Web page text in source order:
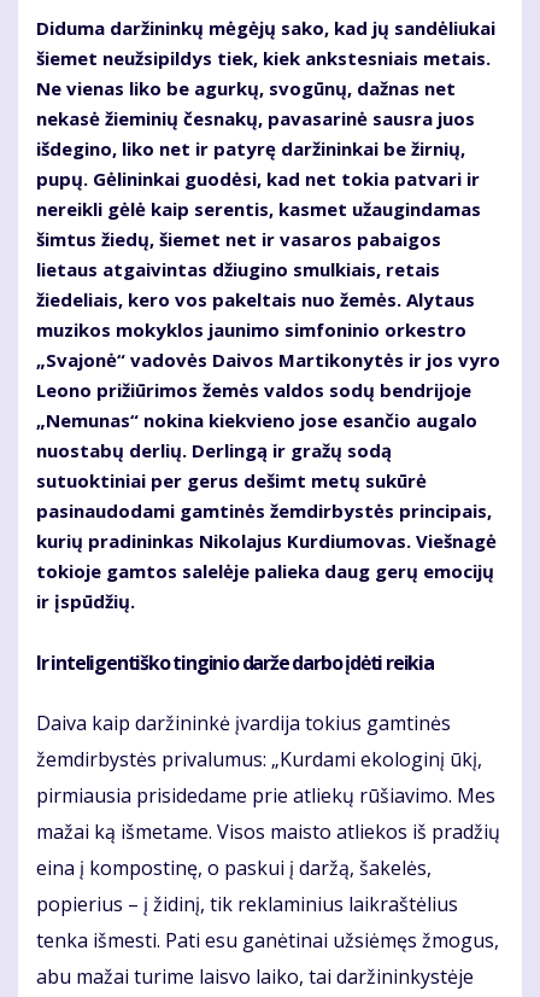
Diduma daržininkų mėgėjų sako, kad jų sandėliukai
šiemet neužsipildys tiek, kiek ankstesniais metais.
Ne vienas liko be agurkų, svogūnų, dažnas net
nekasė žieminių česnakų, pavasarinė sausra juos
išdegino, liko net ir patyrę daržininkai be žirnių,
pupų. Gėlininkai guodėsi, kad net tokia patvari ir
nereikli gėlė kaip serentis, kasmet užaugindamas
šimtus žiedų, šiemet net ir vasaros pabaigos
lietaus atgaivintas džiugino smulkiais, retais
žiedeliais, kero vos pakeltais nuo žemės. Alytaus
muzikos mokyklos jaunimo simfoninio orkestro
„Svajonė“ vadovės Daivos Martikonytės ir jos vyro
Leono prižiūrimos žemės valdos sodų bendrijoje
„Nemunas“ nokina kiekvieno jose esančio augalo
nuostabų derlių. Derlingą ir gražų sodą
sutuoktiniai per gerus dešimt metų sukūrė
pasinaudodami gamtinės žemdirbystės principais,
kurių pradininkas Nikolajus Kurdiumovas. Viešnagė
tokioje gamtos salelėje palieka daug gerų emocijų
ir įspūdžių.
Ir inteligentiško tinginio darže darbo įdėti reikia
Daiva kaip daržininkė įvardija tokius gamtinės
žemdirbystės privalumus: „Kurdami ekologinį ūkį,
pirmiausia prisidedame prie atliekų rūšiavimo. Mes
mažai ką išmetame. Visos maisto atliekos iš pradžių
eina į kompostinę, o paskui į daržą, šakelės,
popierius – į židinį, tik reklaminius laikraštėlius
tenka išmesti. Pati esu ganėtinai užsiėmęs žmogus,
abu mažai turime laisvo laiko, tai daržininkystėje